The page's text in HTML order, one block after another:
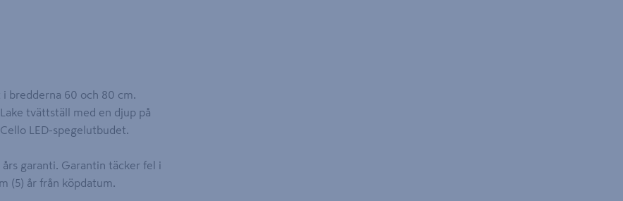
bredderna 60 och 80 cm.
tvättställ med en djup på
LED-spegelutbudet.
års garanti. Garantin täcker fel i
(5) år från köpdatum.